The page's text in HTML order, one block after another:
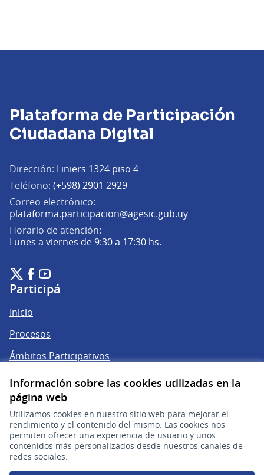
Información sobre las cookies utilizadas en la
página web
Utilizamos cookies en nuestro sitio web para mejorar el
rendimiento y el contenido del mismo. Las cookies nos
permiten ofrecer una experiencia de usuario y unos
contenidos más personalizados desde nuestros canales de
redes sociales.
Plataforma de Participación
Ciudadana Digital
Dirección: Liniers 1324 piso 4
Teléfono: (+598) 2901 2929
Correo electrónico:
plataforma.participacion@agesic.gub.uy(Abrir en una
Horario de atención:
Lunes a viernes de 9:30 a 17:30 hs.
Plataforma de Participación Ciudadana Digital en X
(Enlace externo)
Plataforma de Participación Ciudadana Digital en Facebook
(Enlace externo)
Plataforma de Participación Ciudadana Digital en
(Enlace externo)
Participá
Inicio
Procesos
Ámbitos Participativos
Mi cuenta
Ingresar a la plataforma
Ayuda